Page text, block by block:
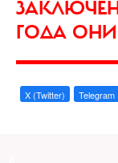
ГОДА
X (Twitter) Telegram